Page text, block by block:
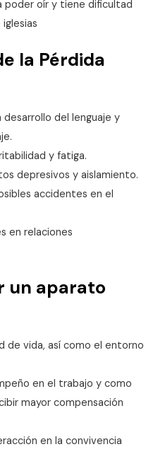
poder oír y tiene dificultad
la Pérdida
del lenguaje y
y fatiga.
depresivos y aislamiento.
accidentes en el
en relaciones
un aparato
de vida, así como el entorno
en el trabajo y como
mayor compensación
en la convivencia